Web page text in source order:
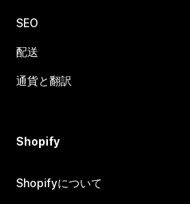
SEO
配送
通貨と翻訳
Shopify
Shopifyについて